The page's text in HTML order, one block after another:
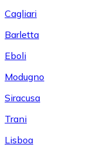
Cagliari
Barletta
Eboli
Modugno
Siracusa
Trani
Lisboa